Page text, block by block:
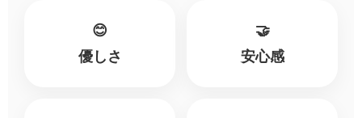
😊
優しさ
🤝
安心感